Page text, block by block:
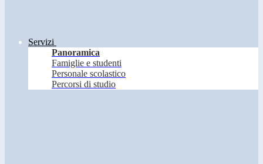
Servizi
Panoramica
Famiglie e studenti
Personale scolastico
Percorsi di studio